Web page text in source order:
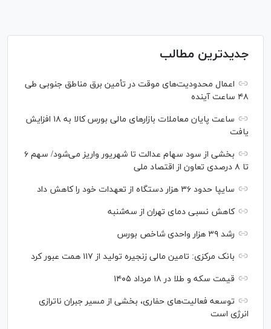
جدیدترین مطالب
اعمال محدودیت‌های موقت در تأمین برق مناطق جنوبی طی
۴۸ ساعت آینده
ساعت پایان معاملات بازار‌های مالی بورس کالا به ۱۸ افزایش
یافت
بخشی از سود سهام عدالت تا شهریور واریز می‌شود/ سهم ۶
تا ۸ درصدی تعاون از اقتصاد ملی
سایپا حدود ۳۶ هزار دستگاه از تعهدات خود را کاهش داد
کاهش نسبی دمای تهران از سه‌شنبه
رشد ۳۹ هزار واحدی شاخص بورس
بانک مرکزی: تامین مالی زنجیره تولید از ۱۱۷ همت عبور کرد
قیمت سکه و طلا در ۱۸ مرداد ۱۴۰۵
توسعه فعالیت‌های حفاری، بخشی از مسیر جبران ناترازی
انرژی است